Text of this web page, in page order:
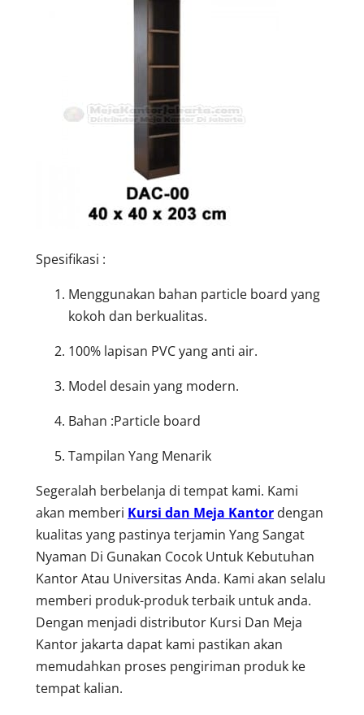
Spesifikasi :
Menggunakan bahan particle board yang
kokoh dan berkualitas.
100% lapisan PVC yang anti air.
Model desain yang modern.
Bahan :Particle board
Tampilan Yang Menarik
Segeralah berbelanja di tempat kami. Kami
akan memberi Kursi dan Meja Kantor dengan
kualitas yang pastinya terjamin Yang Sangat
Nyaman Di Gunakan Cocok Untuk Kebutuhan
Kantor Atau Universitas Anda. Kami akan selalu
memberi produk-produk terbaik untuk anda.
Dengan menjadi distributor Kursi Dan Meja
Kantor jakarta dapat kami pastikan akan
memudahkan proses pengiriman produk ke
tempat kalian.